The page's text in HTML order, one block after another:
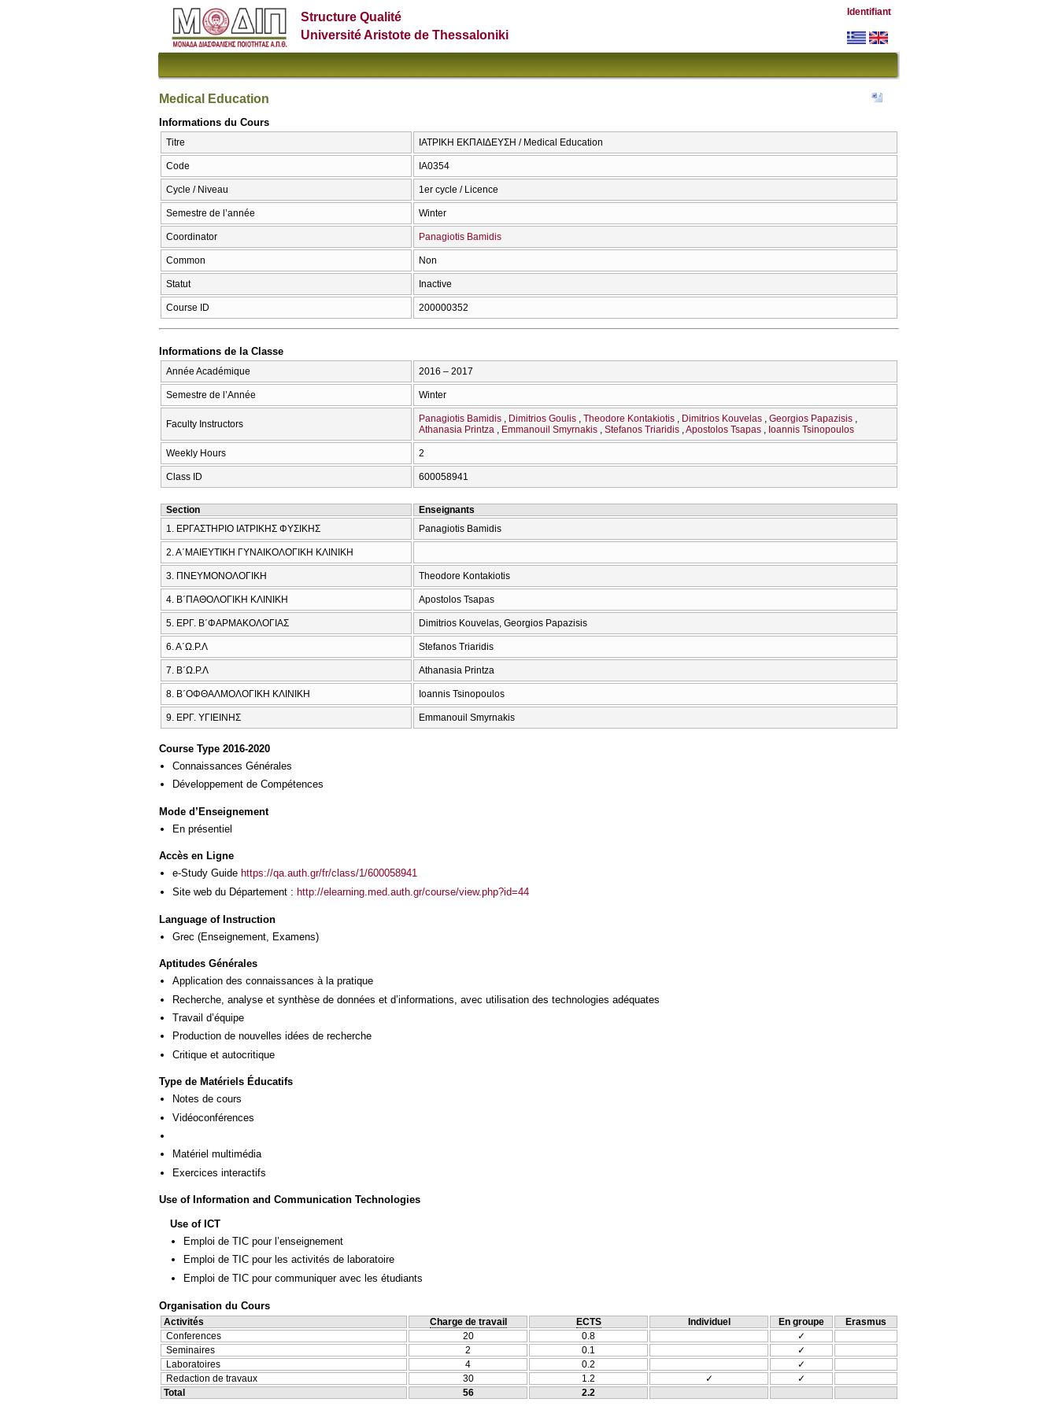
Structure Qualité
Université Aristote de Thessaloniki
Identifiant
Medical Education
Informations du Cours
Titre ΙΑΤΡΙΚΗ ΕΚΠΑΙΔΕΥΣΗ / Medical Education
Code ΙΑ0354
Cycle / Niveau 1er cycle / Licence
Semestre de l’année Winter
Coordinator Panagiotis Bamidis
Common Non
Statut Inactive
Course ID 200000352
Informations de la Classe
Année Académique 2016 – 2017
Semestre de l’Année Winter
Faculty Instructors Panagiotis Bamidis Dimitrios Goulis Theodore Kontakiotis Dimitrios Kouvelas
Georgios Papazisis
Athanasia Printza
Emmanouil Smyrnakis Stefanos Triaridis Apostolos Tsapas Ioannis Tsinopoulos
Weekly Hours 2
Class ID 600058941
Section
Enseignants
1. ΕΡΓΑΣΤΗΡΙΟ ΙΑΤΡΙΚΗΣ ΦΥΣΙΚΗΣ
Panagiotis Bamidis
2. Α΄ΜΑΙΕΥΤΙΚΗ ΓΥΝΑΙΚΟΛΟΓΙΚΗ ΚΛΙΝΙΚΗ
3. ΠΝΕΥΜΟΝΟΛΟΓΙΚΗ Theodore Kontakiotis
4. Β΄ΠΑΘΟΛΟΓΙΚΗ ΚΛΙΝΙΚΗ Apostolos Tsapas
5. ΕΡΓ. Β΄ΦΑΡΜΑΚΟΛΟΓΙΑΣ Dimitrios Kouvelas, Georgios Papazisis
6. Α΄Ω.Ρ.Λ Stefanos Triaridis
7. Β΄Ω.Ρ.Λ Athanasia Printza
8. Β΄ΟΦΘΑΛΜΟΛΟΓΙΚΗ ΚΛΙΝΙΚΗ Ioannis Tsinopoulos
9. ΕΡΓ. ΥΓΙΕΙΝΗΣ Emmanouil Smyrnakis
Course Type 2016-2020
Connaissances Générales
Développement de Compétences
Mode d’Enseignement
En présentiel
Accès en Ligne
e-Study Guide https://qa.auth.gr/fr/class/1/600058941
Site web du Département : http://elearning.med.auth.gr/course/view.php?id=44
Language of Instruction
Grec (Enseignement, Examens)
Aptitudes Générales
Application des connaissances à la pratique
Recherche, analyse et synthèse de données et d’informations, avec utilisation des technologies adéquates
Travail d’équipe
Production de nouvelles idées de recherche
Critique et autocritique
Type de Matériels Éducatifs
Notes de cours
Vidéoconférences
Matériel multimédia
Exercices interactifs
Use of Information and Communication Technologies
Use of ICT
Emploi de TIC pour l’enseignement
Emploi de TIC pour les activités de laboratoire
Emploi de TIC pour communiquer avec les étudiants
Organisation du Cours
Activités Charge de travail ECTS Individuel En groupe
Erasmus
Conferences
20 0.8
✓
Seminaires
2 0.1
✓
Laboratoires
4 0.2
✓
Redaction de travaux
30 1.2 ✓
✓
Total
56 2.2